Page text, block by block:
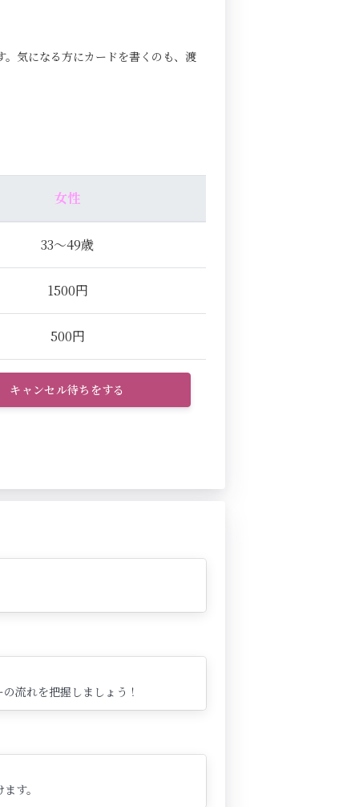
気になる方にカードを書くのも、渡
女性
33～49歳
1500円
500円
キャンセル待ちをする
流れを把握しましょう！
す。